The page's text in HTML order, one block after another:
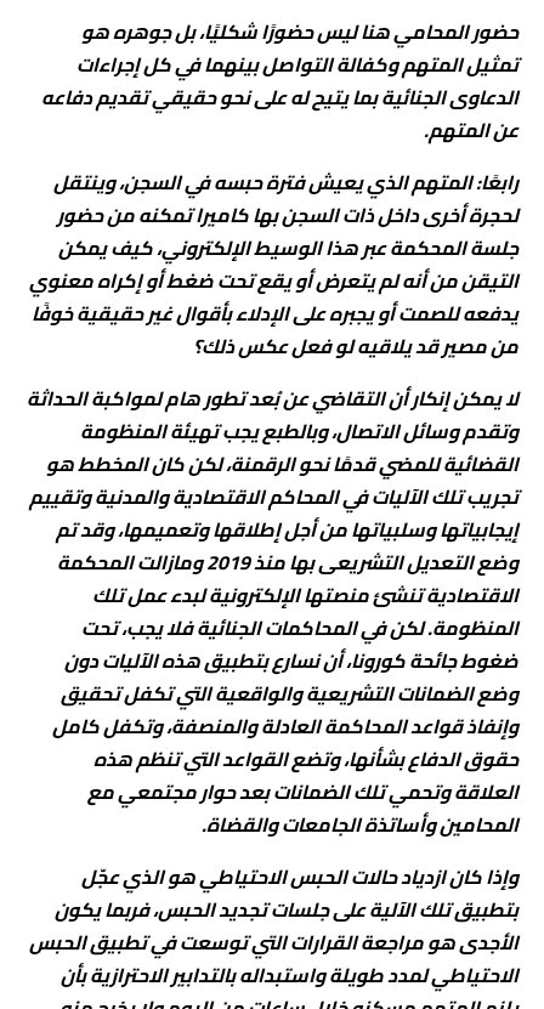
حضور المحامي هنا ليس حضورًا شكليًا، بل جوهره هو
تمثيل المتهم وكفالة التواصل بينهما في كل إجراءات
الدعاوى الجنائية بما يتيح له على نحو حقيقي تقديم دفاعه
عن المتهم.
رابعًا: المتهم الذي يعيش فترة حبسه في السجن، وينتقل
لحجرة أخرى داخل ذات السجن بها كاميرا تمكنه من حضور
جلسة المحكمة عبر هذا الوسيط الإلكتروني، كيف يمكن
التيقن من أنه لم يتعرض أو يقع تحت ضغط أو إكراه معنوي
يدفعه للصمت أو يجبره على الإدلاء بأقوال غير حقيقية خوفًا
من مصير قد يلاقيه لو فعل عكس ذلك؟
لا يمكن إنكار أن التقاضي عن بُعد تطور هام لمواكبة الحداثة
وتقدم وسائل الاتصال، وبالطبع يجب تهيئة المنظومة
القضائية للمضي قدمًا نحو الرقمنة، لكن كان المخطط هو
تجريب تلك الآليات في المحاكم الاقتصادية والمدنية وتقييم
إيجابياتها وسلبياتها من أجل إطلاقها وتعميمها، وقد تم
وضع التعديل التشريعى بها منذ 2019 ومازالت المحكمة
الاقتصادية تنشئ منصتها الإلكترونية لبدء عمل تلك
المنظومة. لكن في المحاكمات الجنائية فلا يجب، تحت
ضغوط جائحة كورونا، أن نسارع بتطبيق هذه الآليات دون
وضع الضمانات التشريعية والواقعية التي تكفل تحقيق
وإنفاذ قواعد المحاكمة العادلة والمنصفة، وتكفل كامل
حقوق الدفاع بشأنها، وتضع القواعد التي تنظم هذه
العلاقة وتحمي تلك الضمانات بعد حوار مجتمعي مع
المحامين وأساتذة الجامعات والقضاة.
وإذا كان ازدياد حالات الحبس الاحتياطي هو الذي عجّل
بتطبيق تلك الآلية على جلسات تجديد الحبس، فربما يكون
الأجدى هو مراجعة القرارات التي توسعت في تطبيق الحبس
الاحتياطي لمدد طويلة واستبداله بالتدابير الاحترازية بأن